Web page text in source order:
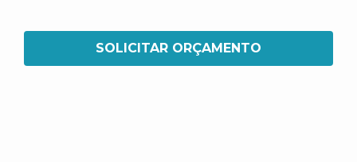
SOLICITAR ORÇAMENTO